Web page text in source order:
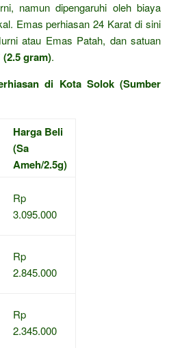
namun dipengaruhi oleh biaya
Emas perhiasan 24 Karat di sini
atau Emas Patah, dan satuan
(2.5 gram).
di Kota Solok (Sumber
Harga Beli
(Sa
Ameh/2.5g)
Rp
3.095.000
Rp
2.845.000
Rp
2.345.000